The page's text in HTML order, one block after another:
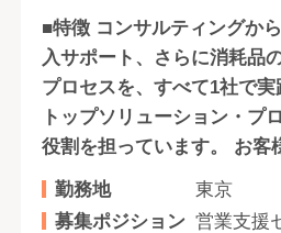
■特徴 コンサルティングか
入サポート、さらに消耗品
プロセスを、すべて1社で
トップソリューション・プ
役割を担っています。 お客
勤務地
東京
募集ポジション 営業支援